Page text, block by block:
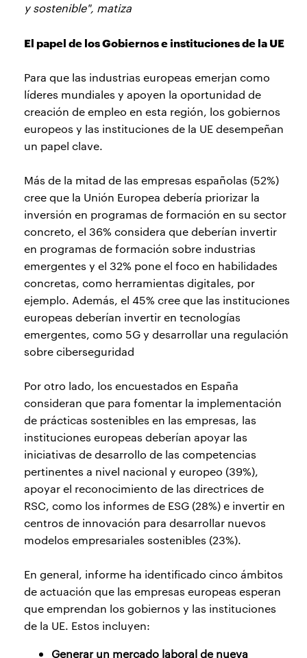
y sostenible", matiza
El papel de los Gobiernos e instituciones de la UE
Para que las industrias europeas emerjan como
líderes mundiales y apoyen la oportunidad de
creación de empleo en esta región, los gobiernos
europeos y las instituciones de la UE desempeñan
un papel clave.
Más de la mitad de las empresas españolas (52%)
cree que la Unión Europea debería priorizar la
inversión en programas de formación en su sector
concreto, el 36% considera que deberían invertir
en programas de formación sobre industrias
emergentes y el 32% pone el foco en habilidades
concretas, como herramientas digitales, por
ejemplo. Además, el 45% cree que las instituciones
europeas deberían invertir en tecnologías
emergentes, como 5G y desarrollar una regulación
sobre ciberseguridad
Por otro lado, los encuestados en España
consideran que para fomentar la implementación
de prácticas sostenibles en las empresas, las
instituciones europeas deberían apoyar las
iniciativas de desarrollo de las competencias
pertinentes a nivel nacional y europeo (39%),
apoyar el reconocimiento de las directrices de
RSC, como los informes de ESG (28%) e invertir en
centros de innovación para desarrollar nuevos
modelos empresariales sostenibles (23%).
En general, informe ha identificado cinco ámbitos
de actuación que las empresas europeas esperan
que emprendan los gobiernos y las instituciones
de la UE. Estos incluyen:
Generar un mercado laboral de nueva